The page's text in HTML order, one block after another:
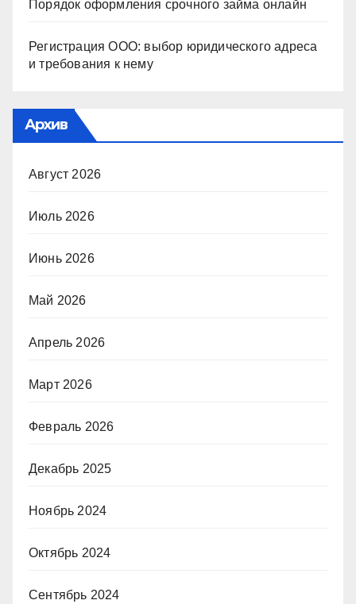
Порядок оформления срочного займа онлайн
Регистрация ООО: выбор юридического адреса
и требования к нему
Архив
Август 2026
Июль 2026
Июнь 2026
Май 2026
Апрель 2026
Март 2026
Февраль 2026
Декабрь 2025
Ноябрь 2024
Октябрь 2024
Сентябрь 2024